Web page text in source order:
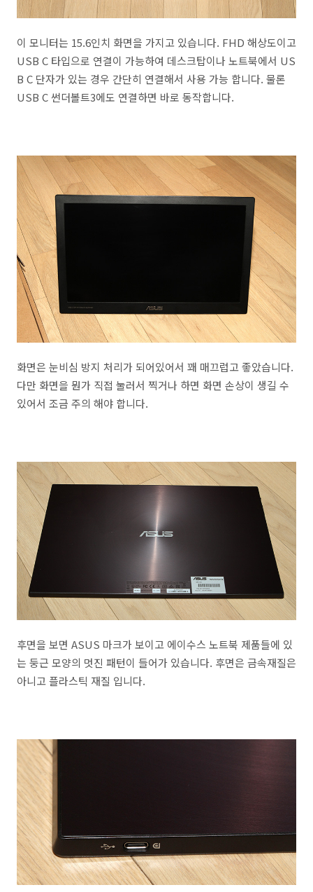
이 모니터는 15.6인치 화면을 가지고 있습니다. FHD 해상도이고
USB C 타입으로 연결이 가능하여 데스크탑이나 노트북에서 US
B C 단자가 있는 경우 간단히 연결해서 사용 가능 합니다. 물론
USB C 썬더볼트3에도 연결하면 바로 동작합니다.
화면은 눈비심 방지 처리가 되어있어서 꽤 매끄럽고 좋았습니다.
다만 화면을 뭔가 직접 눌러서 찍거나 하면 화면 손상이 생길 수
있어서 조금 주의 해야 합니다.
후면을 보면 ASUS 마크가 보이고 에이수스 노트북 제품들에 있
는 둥근 모양의 멋진 패턴이 들어가 있습니다. 후면은 금속재질은
아니고 플라스틱 재질 입니다.